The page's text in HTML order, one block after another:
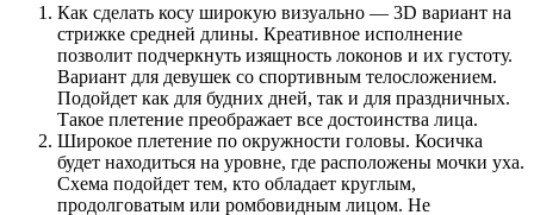
Как сделать косу широкую визуально — 3D вариант на
стрижке средней длины. Креативное исполнение
позволит подчеркнуть изящность локонов и их густоту.
Вариант для девушек со спортивным телосложением.
Подойдет как для будних дней, так и для праздничных.
Такое плетение преображает все достоинства лица.
Широкое плетение по окружности головы. Косичка
будет находиться на уровне, где расположены мочки уха.
Схема подойдет тем, кто обладает круглым,
продолговатым или ромбовидным лицом. Не